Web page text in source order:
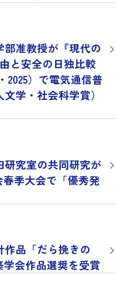
准教授が『現代の
と安全の日独比較
2025）で電気通信普
学・社会科学賞）
研究室の共同研究が
季大会で「優秀発
品「だら挽きの
学会作品選奨を受賞